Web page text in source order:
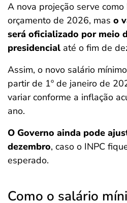
A nova projeção serve
orçamento de 2026, mas o
será oficializado por meio
presidencial até o fim de
Assim, o novo salário
partir de 1º de janeiro de
variar conforme a inflação
ano.
O Governo ainda pode
dezembro, caso o INPC
esperado.
Como o salário